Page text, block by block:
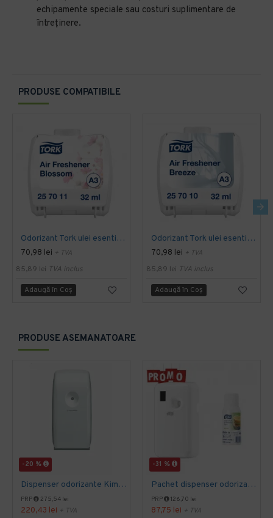
PRODUSE COMPATIBILE
Odorizant Tork ulei esential Blossom 32 ml
70,98 lei + TVA
85,89 lei TVA inclus
Adaugă în Coş
Odorizant Tork ulei esential Breeze 32 ml
70,98 lei + TVA
85,89 lei TVA inclus
Adaugă în Coş
PRODUSE ASEMANATOARE
-20 %
Dispenser odorizante Kimberly-Clark Aquarius
PRP 275,54 lei
220,43 lei + TVA
-31 %
Pachet dispenser odorizant Tork Air si un odorizant
PRP 126,70 lei
87,75 lei + TVA
echipamente speciale sau costuri suplimentare de
întreținere.